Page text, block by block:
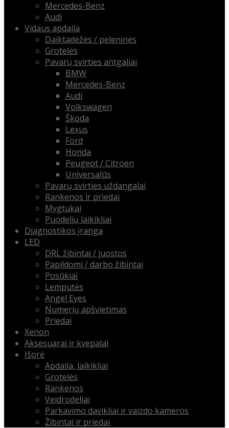
Mercedes-Benz
Audi
Vidaus apdaila
Daiktadėžės / peleninės
Grotelės
Pavarų svirties antgaliai
BMW
Mercedes-Benz
Audi
Volkswagen
Škoda
Lexus
Ford
Honda
Peugeot / Citroen
Universalūs
Pavarų svirties uždangalai
Rankenos ir priedai
Mygtukai
Puodelių laikikliai
Diagnostikos įranga
LED
DRL žibintai / juostos
Papildomi / darbo žibintai
Posūkiai
Lemputės
Angel Eyes
Numerių apšvietimas
Priedai
Xenon
Aksesuarai ir kvepalai
Išorė
Apdaila, laikikliai
Grotelės
Rankenos
Veidrodėliai
Parkavimo davikliai ir vaizdo kameros
Žibintai ir priedai